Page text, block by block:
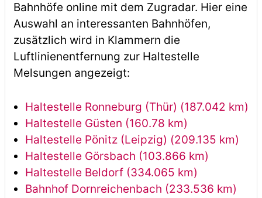
Bahnhöfe online mit dem Zugradar. Hier eine
Auswahl an interessanten Bahnhöfen,
zusätzlich wird in Klammern die
Luftlinienentfernung zur Haltestelle
Melsungen angezeigt:
Haltestelle Ronneburg (Thür) (187.042 km)
Haltestelle Güsten (160.78 km)
Haltestelle Pönitz (Leipzig) (209.135 km)
Haltestelle Görsbach (103.866 km)
Haltestelle Beldorf (334.065 km)
Bahnhof Dornreichenbach (233.536 km)